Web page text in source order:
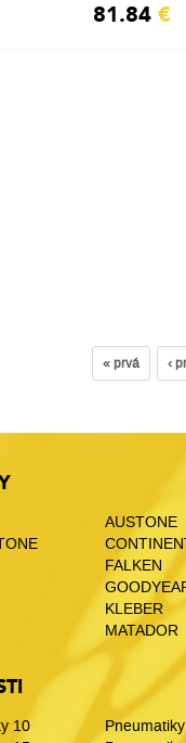
81.84 €
« prvá ‹
AUSTONE
FALKEN
KLEBER
MATADOR
10